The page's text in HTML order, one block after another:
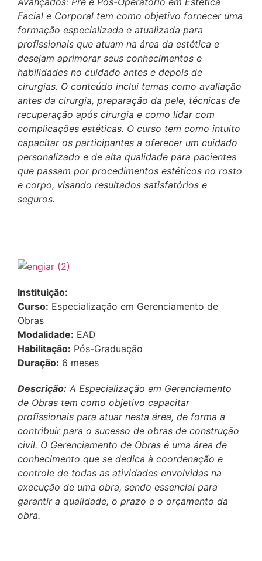
Facial e Corporal tem como objetivo fornecer uma
formação especializada e atualizada para
profissionais que atuam na área da estética e
desejam aprimorar seus conhecimentos e
habilidades no cuidado antes e depois de
cirurgias. O conteúdo inclui temas como avaliação
antes da cirurgia, preparação da pele, técnicas de
recuperação após cirurgia e como lidar com
complicações estéticas. O curso tem como intuito
capacitar os participantes a oferecer um cuidado
personalizado e de alta qualidade para pacientes
que passam por procedimentos estéticos no rosto
e corpo, visando resultados satisfatórios e
seguros.
Instituição:
Curso: Especialização em Gerenciamento de
Obras
Modalidade: EAD
Habilitação: Pós-Graduação
Duração: 6 meses
Descrição: A Especialização em Gerenciamento
de Obras tem como objetivo capacitar
profissionais para atuar nesta área, de forma a
contribuir para o sucesso de obras de construção
civil. O Gerenciamento de Obras é uma área de
conhecimento que se dedica à coordenação e
controle de todas as atividades envolvidas na
execução de uma obra, sendo essencial para
garantir a qualidade, o prazo e o orçamento da
obra.